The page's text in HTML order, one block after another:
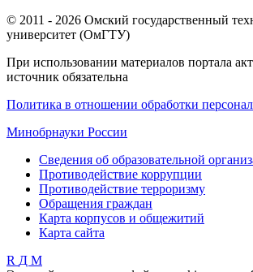
© 2011 - 2026 Омский государственный
университет (ОмГТУ)
При использовании материалов портала
источник обязательна
Политика в отношении обработки
Минобрнауки России
Сведения об образовательной
Противодействие коррупции
Противодействие терроризму
Обращения граждан
Карта корпусов и общежитий
Карта сайта
R Д М